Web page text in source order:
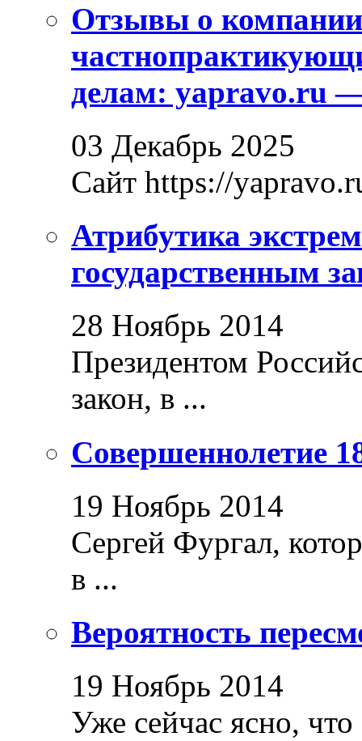
Отзывы о
делам: yapravo.ru
03 Декабрь 2025
Сайт https://
Атрибутика
государственным
28 Ноябрь 2014
Президентом
закон, в ...
Совершеннолетие
19 Ноябрь 2014
Сергей Фургал,
в ...
Вероятность
19 Ноябрь 2014
Уже сейчас ясно,